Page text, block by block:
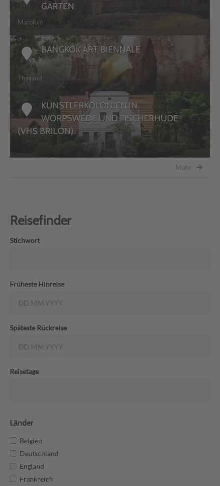
GÄRTEN
Marokko
BANGKOK ART BIENNALE
Thailand
KÜNSTLERKOLONIEN IN
WORPSWEDE UND FISCHERHUDE
(VHS BRILON)
Mehr
Reisefinder
Stichwort
Früheste Hinreise
Späteste Rückreise
Reisetage
Länder
Belgien
Deutschland
England
Frankreich